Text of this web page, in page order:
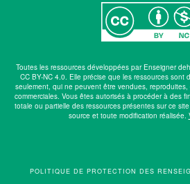
Toutes les ressources développées par Enseigner
CC BY-NC 4.0. Elle précise que les ressources
seulement, qui ne peuvent être vendues,
commerciales. Vous êtes autorisés à procéder à des
totale ou partielle des ressources présentes sur ce
source et toute modification réalisée.
POLITIQUE DE PROTECTION DES